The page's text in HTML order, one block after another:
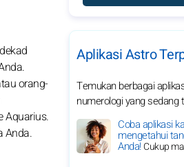
orang-
Aquarius.
Anda.
Aplikasi Astro
Temukan berbagai
numerologi yang sedang
Coba aplikasi
mengetahui
Anda!Cukup